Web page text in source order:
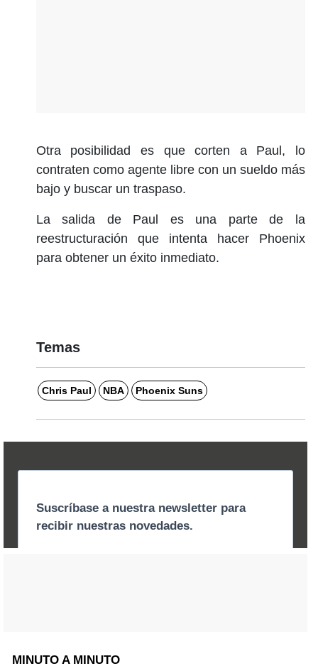
Otra posibilidad es que corten a Paul, lo
contraten como agente libre con un sueldo más
bajo y buscar un traspaso.
La salida de Paul es una parte de la
reestructuración que intenta hacer Phoenix
para obtener un éxito inmediato.
Temas
Chris Paul NBA Phoenix Suns
MINUTO A MINUTO